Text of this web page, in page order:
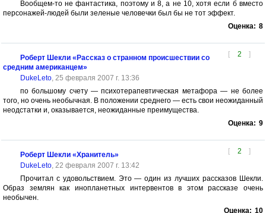
Вообщем-то не фантастика, поэтому и 8, а не 10, хотя если б вместо
персонажей-людей были зеленые человечки был бы не тот эффект.
Оценка: 8
[ 2 ]
Роберт Шекли «Рассказ о странном происшествии со
средним американцем»
DukeLeto, 25 февраля 2007 г. 13:36
по большому счету — психотерапевтическая метафора — не более
того, но очень необычная. В положении среднего — есть свои неожиданный
неодстатки и, оказывается, неожиданные преимущества.
Оценка: 9
[ 2 ]
Роберт Шекли «Хранитель»
DukeLeto, 22 февраля 2007 г. 13:42
Прочитал с удовольствием. Это — один из лучших рассказов Шекли.
Образ землян как инопланетных интервентов в этом рассказе очень
необычен.
Оценка: 10